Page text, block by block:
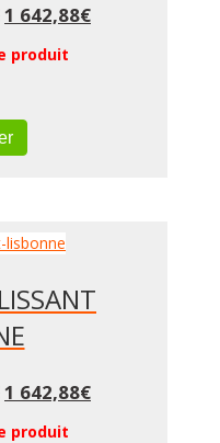
1 642,88€
produit
1 642,88€
produit